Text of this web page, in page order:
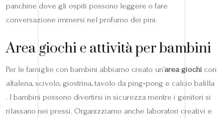
panchine dove gli ospiti possono leggere o fare
conversazione immersi nel profumo dei pini.
Area giochi e attività per bambini
Per le famiglie con bambini abbiamo creato un’area giochi con
altalena, scivolo, giostrina, tavolo da ping‑pong e calcio balilla
. I bambini possono divertirsi in sicurezza mentre i genitori si
rilassano nei pressi. Organizziamo anche laboratori creativi e